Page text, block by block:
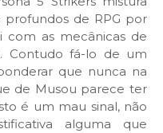
de RPG por
com as mecânicas de
Contudo fá-lo de um
que nunca na
de Musou parece ter
é um mau sinal, não
alguma que